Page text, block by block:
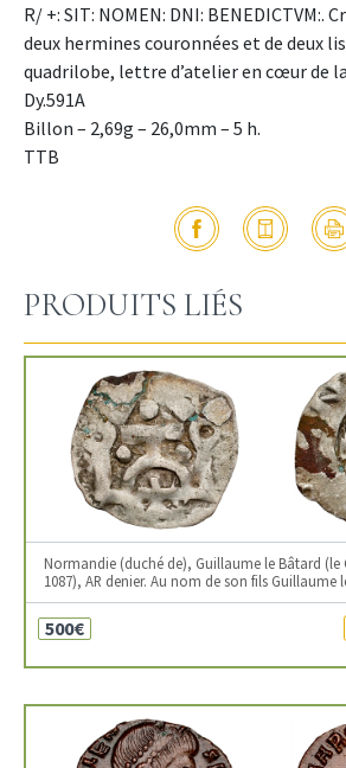
R/ +: SIT: NOMEN: DNI: BENEDICTVM:.
deux hermines couronnées et de deux
quadrilobe, lettre d’atelier en cœur de
Dy.591A
Billon – 2,69g – 26,0mm – 5 h.
TTB
PRODUITS LIÉS
Normandie (duché de), Guillaume le Bâtard (le
1087), AR denier. Au nom de son fils Guillaume
500€